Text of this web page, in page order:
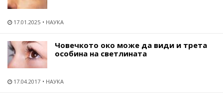
17.01.2025 НАУКА
Човечкото око може да види и трета
особина на светлината
17.04.2017 НАУКА